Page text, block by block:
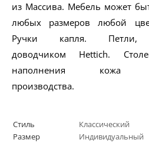
из Массива. Мебель может
любых размеров любой
Ручки капля.
доводчиком Hettich.
наполнения кожа
производства.
Стиль
Классический
Размер
Индивидуальный